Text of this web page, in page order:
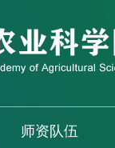
师资队伍